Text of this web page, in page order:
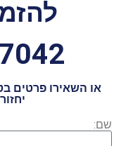
או השאירו פרטים
שם: